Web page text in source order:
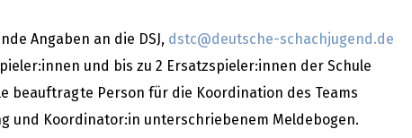
Angaben an die DSJ, dstc@deutsche-schachjugend.de
und bis zu 2 Ersatzspieler:innen der Schule
beauftragte Person für die Koordination des Teams
und Koordinator:in unterschriebenem Meldebogen.